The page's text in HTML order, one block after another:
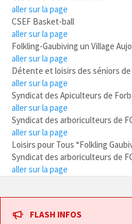
aller sur la page
CSEF Basket-ball
aller sur la page
Folkling-Gaubiving un Village
aller sur la page
Détente et loisirs des séniors de
aller sur la page
Syndicat des Apiculteurs de
aller sur la page
Syndicat des arboriculteurs de
aller sur la page
Loisirs pour Tous “Folkling
Syndicat des arboriculteurs de
aller sur la page
FLASH INFOS